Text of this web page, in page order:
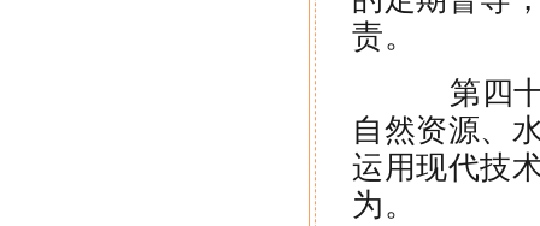
责。
第四十
自然资源、
运用现代技
为。